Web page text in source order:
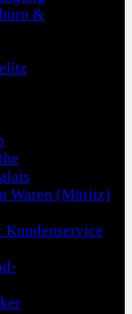
&
Waren (Müritz)